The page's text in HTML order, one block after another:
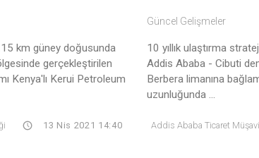
km güney doğusunda
gerçekleştirilen
Kenya'lı Kerui Petroleum
13 Nis 2021 14:40
Güncel Gelişmeler
10 yıllık ulaştırma
Addis Ababa - Cibuti
Berbera limanına
uzunluğunda ...
Addis Ababa Ticaret